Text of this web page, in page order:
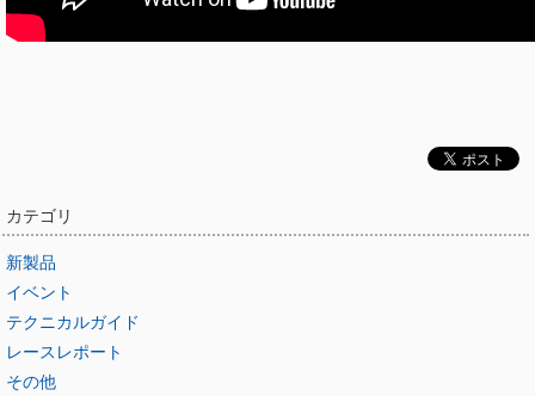
カテゴリ
新製品
イベント
テクニカルガイド
レースレポート
その他